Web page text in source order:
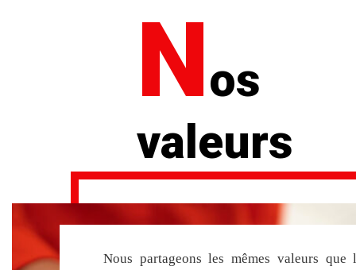
Nos
valeurs
Nous partageons les mêmes valeurs que